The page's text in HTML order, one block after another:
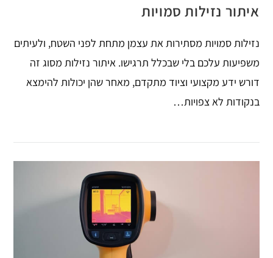
איתור נזילות סמויות
נזילות סמויות מסתירות את עצמן מתחת לפני השטח, ולעיתים
משפיעות עלכם בלי שבכלל תרגישו. איתור נזילות מסוג זה
דורש ידע מקצועי וציוד מתקדם, מאחר שהן יכולות להימצא
בנקודות לא צפויות…